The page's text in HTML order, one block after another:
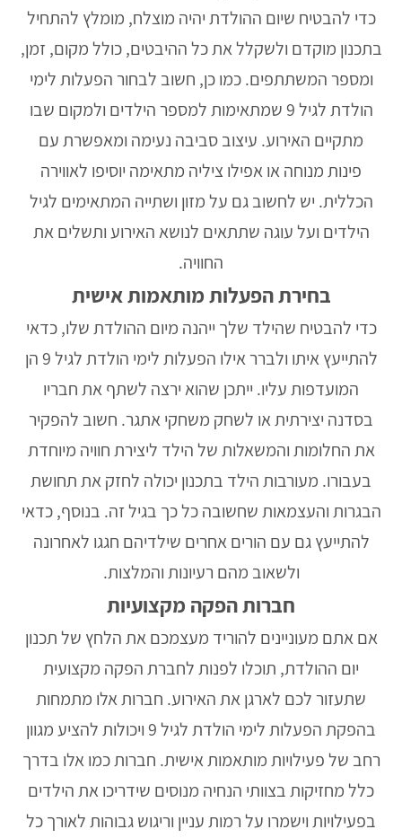
כדי להבטיח שיום ההולדת יהיה מוצלח, מומלץ להתחיל
בתכנון מוקדם ולשקלל את כל ההיבטים, כולל מקום, זמן,
ומספר המשתתפים. כמו כן, חשוב לבחורהפעלות לימי
הולדת לגיל 9
שמתאימות למספר הילדים ולמקום שבו
מתקיים האירוע. עיצוב סביבה נעימה ומאפשרת עם
פינות מנוחה או אפילו ציליה מתאימה יוסיפו לאווירה
הכללית. יש לחשוב גם על מזון ושתייה המתאימים לגיל
הילדים ועל עוגה שתתאים לנושא האירוע ותשלים את
החוויה.
בחירת הפעלות מותאמות אישית
כדי להבטיח שהילד שלך ייהנה מיום ההולדת שלו, כדאי
להתייעץ איתו ולברר אילו הפעלות לימי הולדת לגיל 9
הן
המועדפות עליו. ייתכן שהוא ירצה לשתף את חבריו
בסדנה יצירתית או לשחק משחקי אתגר. חשוב להפקיר
את החלומות והמשאלות של הילד ליצירת חוויה מיוחדת
בעבורו. מעורבות הילד בתכנון יכולה לחזק את תחושת
הבגרות והעצמאות שחשובה כל כך בגיל זה. בנוסף, כדאי
להתייעץ גם עם הורים אחרים שילדיהם חגגו לאחרונה
ולשאוב מהם רעיונות והמלצות.
חברות הפקה מקצועיות
אם אתם מעוניינים להוריד מעצמכם את הלחץ של תכנון
יום ההולדת, תוכלו לפנות לחברת הפקה מקצועית
שתעזור לכם לארגן את האירוע. חברות אלו מתמחות
בהפקתהפעלות לימי הולדת לגיל 9
ויכולות להציע מגוון
רחב של פעילויות מותאמות אישית. חברות כמו אלו בדרך
כלל מחזיקות בצוותי הנחיה מנוסים שידריכו את הילדים
בפעילויות וישמרו על רמות עניין וריגוש גבוהות לאורך כל